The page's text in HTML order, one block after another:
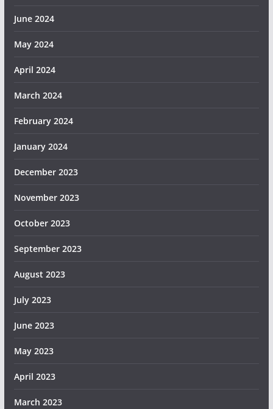
June 2024
May 2024
April 2024
March 2024
February 2024
January 2024
December 2023
November 2023
October 2023
September 2023
August 2023
July 2023
June 2023
May 2023
April 2023
March 2023